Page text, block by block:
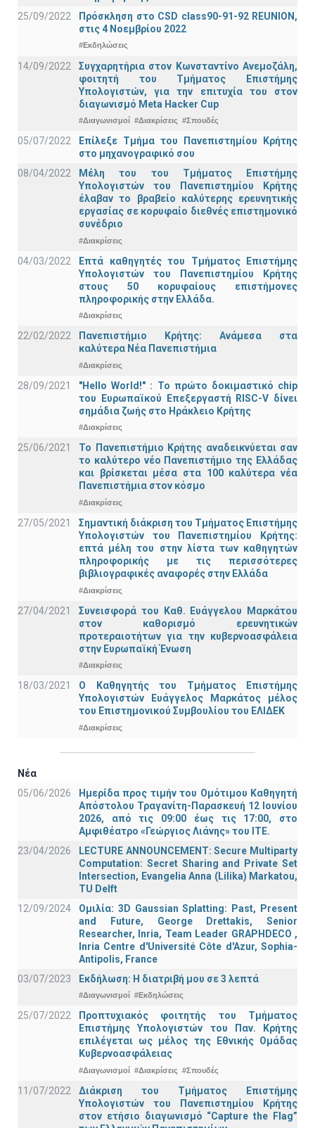
25/09/2022
Πρόσκληση στο CSD class90-91-92 REUNION,
στις 4 Νοεμβρίου 2022
#Εκδηλώσεις
14/09/2022
Συγχαρητήρια στον Κωνσταντίνο Ανεμοζάλη,
φοιτητή του Τμήματος Επιστήμης
Υπολογιστών, για την επιτυχία του στον
διαγωνισμό Meta Hacker Cup
#Διαγωνισμοί #Διακρίσεις #Σπουδές
05/07/2022
Επίλεξε Τμήμα του Πανεπιστημίου Κρήτης
στο μηχανογραφικό σου
08/04/2022
Μέλη του του Τμήματος Επιστήμης
Υπολογιστών του Πανεπιστημίου Κρήτης
έλαβαν το βραβείο καλύτερης ερευνητικής
εργασίας σε κορυφαίο διεθνές επιστημονικό
συνέδριο
#Διακρίσεις
04/03/2022
Επτά καθηγητές του Τμήματος Επιστήμης
Υπολογιστών του Πανεπιστημίου Κρήτης
στους 50 κορυφαίους επιστήμονες
πληροφορικής στην Ελλάδα.
#Διακρίσεις
22/02/2022
Πανεπιστήμιο Κρήτης: Ανάμεσα στα
καλύτερα Νέα Πανεπιστήμια
#Διακρίσεις
28/09/2021
"Hello World!" : Το πρώτο δοκιμαστικό chip
του Ευρωπαϊκού Επεξεργαστή RISC-V δίνει
σημάδια ζωής στο Ηράκλειο Κρήτης
#Διακρίσεις
25/06/2021
Το Πανεπιστήμιο Κρήτης αναδεικνύεται σαν
το καλύτερο νέο Πανεπιστήμιο της Ελλάδας
και βρίσκεται μέσα στα 100 καλύτερα νέα
Πανεπιστήμια στον κόσμο
#Διακρίσεις
27/05/2021
Σημαντική διάκριση του Τμήματος Επιστήμης
Υπολογιστών του Πανεπιστημίου Κρήτης:
επτά μέλη του στην λίστα των καθηγητών
πληροφορικής με τις περισσότερες
βιβλιογραφικές αναφορές στην Ελλάδα
#Διακρίσεις
27/04/2021
Συνεισφορά του Καθ. Ευάγγελου Μαρκάτου
στον καθορισμό ερευνητικών
προτεραιοτήτων για την κυβερνοασφάλεια
στην Ευρωπαϊκή Ένωση
#Διακρίσεις
18/03/2021
Ο Καθηγητής του Τμήματος Επιστήμης
Υπολογιστών Ευάγγελος Μαρκάτος μέλος
του Επιστημονικού Συμβουλίου του ΕΛΙΔΕΚ
#Διακρίσεις
Νέα
05/06/2026
Ημερίδα προς τιμήν του Ομότιμου Καθηγητή
Απόστολου Τραγανίτη-Παρασκευή 12 Ιουνίου
2026, από τις 09:00 έως τις 17:00, στο
Αμφιθέατρο «Γεώργιος Λιάνης» του ΙΤΕ.
23/04/2026
LECTURE ANNOUNCEMENT: Secure Multiparty
Computation: Secret Sharing and Private Set
Intersection, Evangelia Anna (Lilika) Markatou,
TU Delft
12/09/2024
Ομιλία: 3D Gaussian Splatting: Past, Present
and Future, George Drettakis, Senior
Researcher, Inria, Team Leader GRAPHDECO ,
Inria Centre d'Université Côte d'Azur, Sophia-
Antipolis, France
03/07/2023
Εκδήλωση: Η διατριβή μου σε 3 λεπτά
#Διαγωνισμοί #Εκδηλώσεις
25/07/2022
Προπτυχιακός φοιτητής του Τμήματος
Επιστήμης Υπολογιστών του Παν. Κρήτης
επιλέγεται ως μέλος της Εθνικής Ομάδας
Κυβερνοασφάλειας
#Διαγωνισμοί #Διακρίσεις #Σπουδές
11/07/2022
Διάκριση του Τμήματος Επιστήμης
Υπολογιστών του Πανεπιστημίου Κρήτης
στον ετήσιο διαγωνισμό “Capture the Flag”